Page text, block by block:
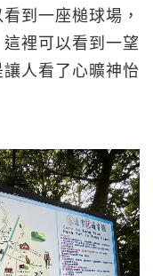
到一座槌球場，
裡可以看到一望
人看了心曠神怡